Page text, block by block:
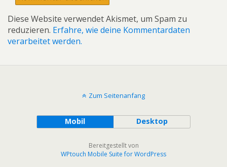
Diese Website verwendet Akismet, um Spam zu
reduzieren. Erfahre, wie deine Kommentardaten
verarbeitet werden.
Zum Seitenanfang
Mobil Desktop
Bereitgestellt von
WPtouch Mobile Suite for WordPress